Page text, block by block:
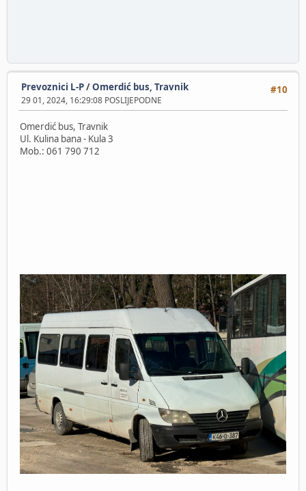
#10
Prevoznici L-P/Omerdić bus, Travnik
29 01, 2024, 16:29:08 POSLIJEPODNE
Omerdić bus, Travnik
Ul. Kulina bana - Kula 3
Mob.: 061 790 712